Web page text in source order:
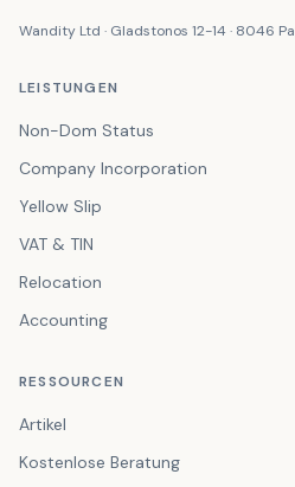
Wandity Ltd · Gladstonos 12-14 · 8046
LEISTUNGEN
Non-Dom Status
Company Incorporation
Yellow Slip
VAT & TIN
Relocation
Accounting
RESSOURCEN
Artikel
Kostenlose Beratung